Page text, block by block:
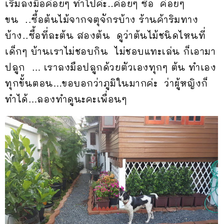
เริ่มลงมือค่อยๆ ทำไปค่ะ..ค่อยๆ ซื้อ ค่อยๆ
ขน ..ซื้อต้นไม้จากจตุจักรบ้าง ร้านค้าริมทาง
บ้าง..ซื้อที่ละต้น สองต้น ดูว่าต้นไม้ชนิดไหนที่
เด็กๆ บ้านเราไม่ชอบกิน ไม่ชอบแทะเล่น ก็เอามา
ปลูก … เราลงมือปลูกด้วยตัวเองทุกๆ ต้น ทำเอง
ทุกขั้นตอน…ขอบอกว่าภูมิในมากค่ะ ว่าผู้หญิงก็
ทำได้…ลองทำดูนะคะเพื่อนๆ